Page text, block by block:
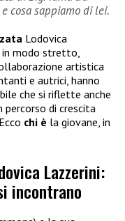
cosa sappiamo di lei.
Lodovica
in modo stretto,
artistica
e autrici, hanno
che si riflette anche
percorso di crescita
chi è la giovane, in
Lazzerini:
incontrano